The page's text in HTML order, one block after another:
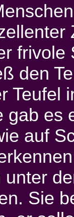
den
Teufel
gab es
auf
Sie